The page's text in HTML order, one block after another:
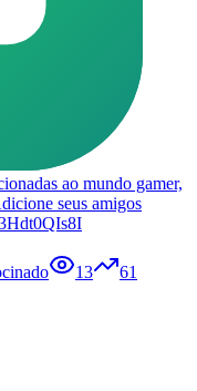
ao mundo gamer,
seus amigos
13 61